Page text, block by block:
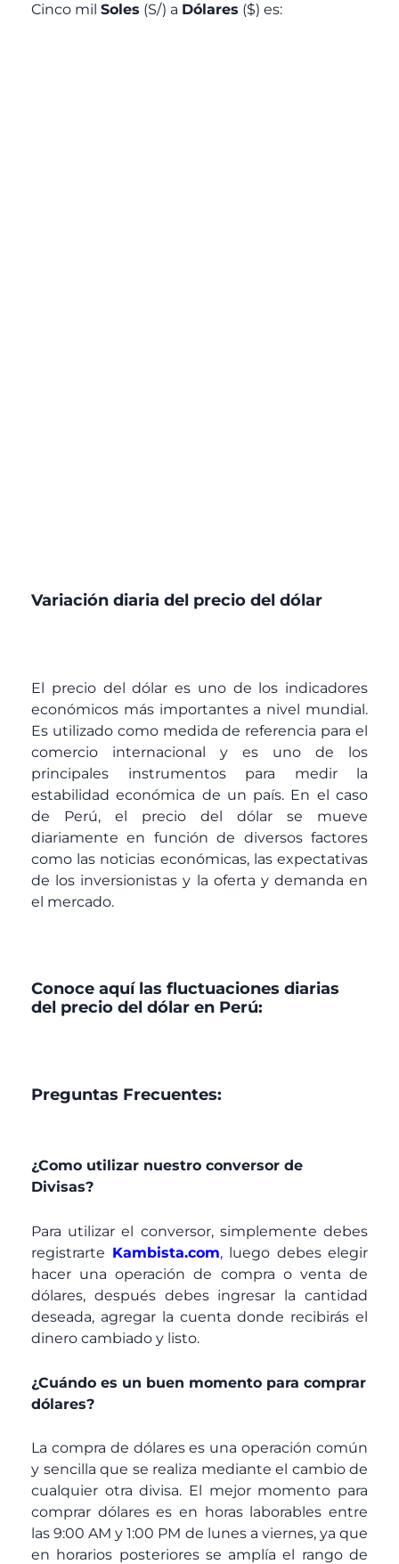
Cinco mil Soles (S/) a Dólares ($) es:
Variación diaria del precio del dólar
El precio del dólar es uno de los indicadores
económicos más importantes a nivel mundial.
Es utilizado como medida de referencia para el
comercio internacional y es uno de los
principales instrumentos para medir la
estabilidad económica de un país. En el caso
de Perú, el precio del dólar se mueve
diariamente en función de diversos factores
como las noticias económicas, las expectativas
de los inversionistas y la oferta y demanda en
el mercado.
Conoce aquí las fluctuaciones diarias
del precio del dólar en Perú:
Preguntas Frecuentes:
¿Como utilizar nuestro conversor de
Divisas?
Para utilizar el conversor, simplemente debes
registrarte Kambista.com, luego debes elegir
hacer una operación de compra o venta de
dólares, después debes ingresar la cantidad
deseada, agregar la cuenta donde recibirás el
dinero cambiado y listo.
¿Cuándo es un buen momento para comprar
dólares?
La compra de dólares es una operación común
y sencilla que se realiza mediante el cambio de
cualquier otra divisa. El mejor momento para
comprar dólares es en horas laborables entre
las 9:00 AM y 1:00 PM de lunes a viernes, ya que
en horarios posteriores se amplía el rango de